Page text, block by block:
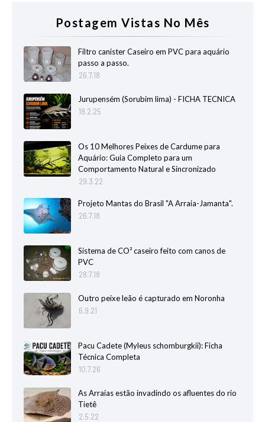
Postagem Vistas No Mês
Filtro canister Caseiro em PVC para aquário
passo a passo.
26.7.18
Jurupensém (Sorubim lima) - FICHA TECNICA
18.2.25
Os 10 Melhores Peixes de Cardume para
Aquário: Guia Completo para um
Comportamento Natural e Sincronizado
29.3.22
Projeto Mantas do Brasil "A Arraia-Jamanta".
26.7.18
Sistema de CO² caseiro feito com canos de
PVC
28.7.18
Outro peixe leão é capturado em Noronha
6.9.21
Pacu Cadete (Myleus schomburgkii): Ficha
Técnica Completa
10.7.26
As Arraias estão invadindo os afluentes do rio
Tietê
2.5.22